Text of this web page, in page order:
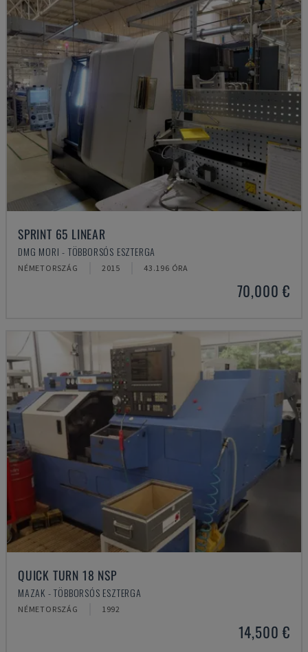
SPRINT 65 LINEAR
DMG MORI - TÖBBORSÓS ESZTERGA
NÉMETORSZÁG 2015 43.196 ÓRA
70,000 €
QUICK TURN 18 NSP
MAZAK - TÖBBORSÓS ESZTERGA
NÉMETORSZÁG 1992
14,500 €